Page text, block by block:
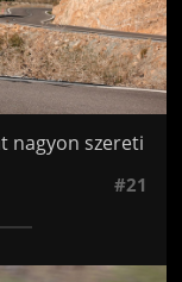
nagyon szereti
#21